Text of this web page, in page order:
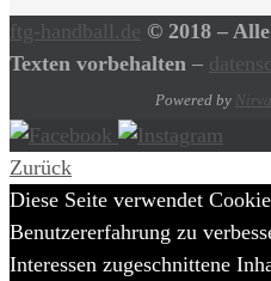
ftg-handball.de © 2018 –
Texten vorbehalten –
Powered by
Zurück
Diese Seite verwendet
Benutzererfahrung zu
Interessen zugeschnittene